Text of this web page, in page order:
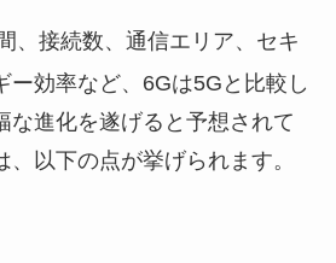
、接続数、通信エリア、セキ
ー効率など、6Gは5Gと比較し
な進化を遂げると予想されて
以下の点が挙げられます。